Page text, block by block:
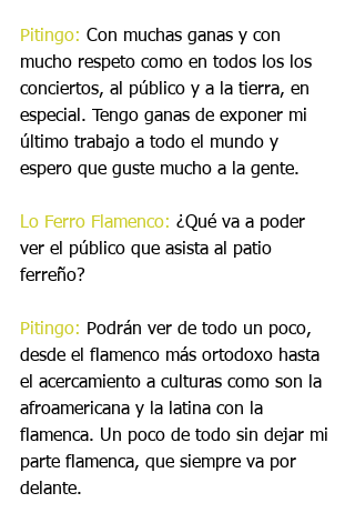
Pitingo: Con muchas ganas y con
mucho respeto como en todos los los
conciertos, al público y a la tierra, en
especial. Tengo ganas de exponer mi
último trabajo a todo el mundo y
espero que guste mucho a la gente.
Lo Ferro Flamenco: ¿Qué va a poder
ver el público que asista al patio
ferreño?
Pitingo: Podrán ver de todo un poco,
desde el flamenco más ortodoxo hasta
el acercamiento a culturas como son la
afroamericana y la latina con la
flamenca. Un poco de todo sin dejar mi
parte flamenca, que siempre va por
delante.